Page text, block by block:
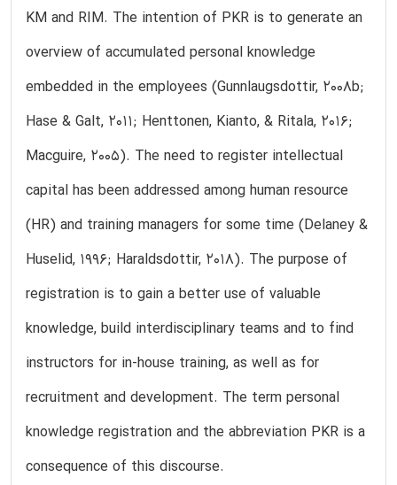
KM and RIM. The intention of PKR is to generate an
overview of accumulated personal knowledge
embedded in the employees (Gunnlaugsdottir, 2008b;
Hase & Galt, 2011; Henttonen, Kianto, & Ritala, 2016;
Macguire, 2005). The need to register intellectual
capital has been addressed among human resource
(HR) and training managers for some time (Delaney &
Huselid, 1996; Haraldsdottir, 2018). The purpose of
registration is to gain a better use of valuable
knowledge, build interdisciplinary teams and to find
instructors for in-house training, as well as for
recruitment and development. The term personal
knowledge registration and the abbreviation PKR is a
consequence of this discourse.